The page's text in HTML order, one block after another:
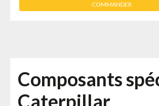
COMMANDER
Composants
Caterpillar